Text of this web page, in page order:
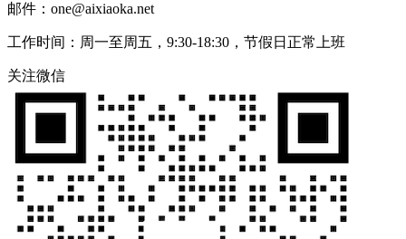
邮件：one@aixiaoka.net
工作时间：周一至周五，9:30-18:30，节假日正常上班
关注微信